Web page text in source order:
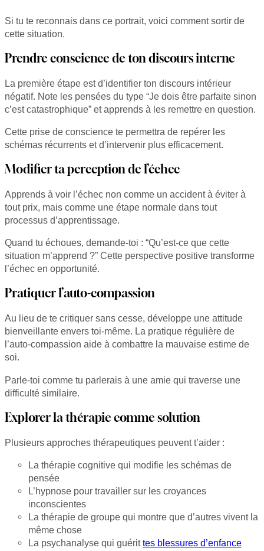
Si tu te reconnais dans ce portrait, voici comment sortir de
cette situation.
Prendre conscience de ton discours interne
La première étape est d’identifier ton discours intérieur
négatif. Note les pensées du type “Je dois être parfaite sinon
c’est catastrophique” et apprends à les remettre en question.
Cette prise de conscience te permettra de repérer les
schémas récurrents et d’intervenir plus efficacement.
Modifier ta perception de l’échec
Apprends à voir l’échec non comme un accident à éviter à
tout prix, mais comme une étape normale dans tout
processus d’apprentissage.
Quand tu échoues, demande-toi : “Qu’est-ce que cette
situation m’apprend ?” Cette perspective positive transforme
l’échec en opportunité.
Pratiquer l’auto-compassion
Au lieu de te critiquer sans cesse, développe une attitude
bienveillante envers toi-même. La pratique régulière de
l’auto-compassion aide à combattre la mauvaise estime de
soi.
Parle-toi comme tu parlerais à une amie qui traverse une
difficulté similaire.
Explorer la thérapie comme solution
Plusieurs approches thérapeutiques peuvent t’aider :
La thérapie cognitive qui modifie les schémas de
pensée
L’hypnose pour travailler sur les croyances
inconscientes
La thérapie de groupe qui montre que d’autres vivent la
même chose
La psychanalyse qui guérittes blessures d’enfance